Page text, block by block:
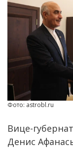
Фото: astrobl.ru
Вице-
Денис